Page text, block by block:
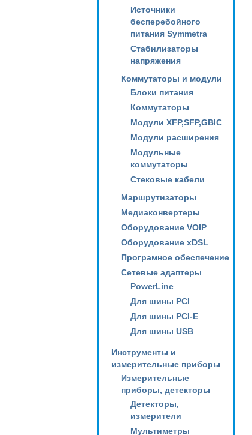
Источники
бесперебойного
питания Symmetra
Стабилизаторы
напряжения
Коммутаторы и модули
Блоки питания
Коммутаторы
Модули XFP,SFP,GBIC
Модули расширения
Модульные
коммутаторы
Стековые кабели
Маршрутизаторы
Медиаконвертеры
Оборудование VOIP
Оборудование xDSL
Програмное обеспечение
Сетевые адаптеры
PowerLine
Для шины PCI
Для шины PCI-E
Для шины USB
Инструменты и
измерительные приборы
Измерительные
приборы, детекторы
Детекторы,
измерители
Мультиметры